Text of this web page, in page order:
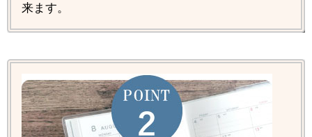
来ます。